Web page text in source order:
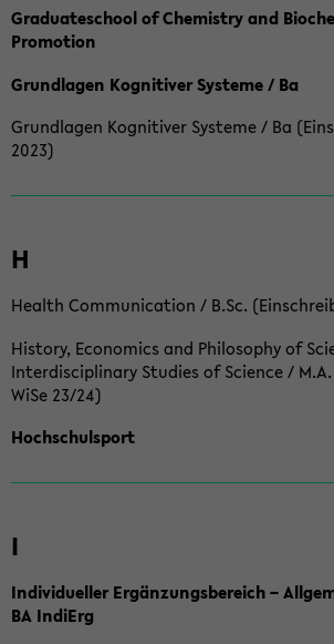
Graduateschool of Chemistry and
Promotion
Grundlagen Kognitiver Systeme / Ba
Grundlagen Kognitiver Systeme / Ba
2023)
H
Health Communication / B.Sc.
History, Economics and Philosophy of
Interdisciplinary Studies of Science /
WiSe 23/24)
Hochschulsport
I
Individueller Ergänzungsbereich –
BA IndiErg